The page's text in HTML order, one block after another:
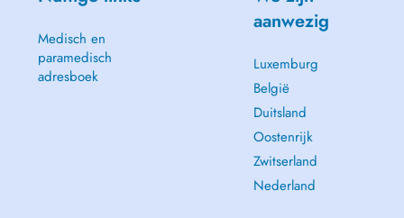
Medisch en
paramedisch
adresboek
aanwezig
Luxemburg
België
Duitsland
Oostenrijk
Zwitserland
Nederland